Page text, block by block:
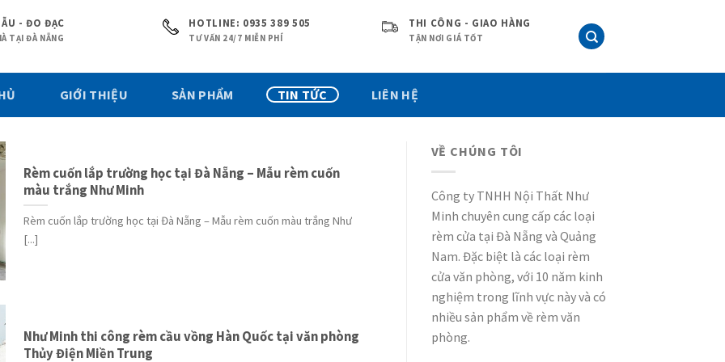
- ĐO ĐẠC
TẠI ĐÀ NẴNG
HOTLINE: 0935 389 505
TƯ VẤN 24/7 MIỄN PHÍ
THI CÔNG - GIAO HÀNG
TẬN NƠI GIÁ TỐT
GIỚI THIỆU SẢN PHẨM TIN TỨC LIÊN HỆ
Rèm cuốn lắp trường học tại Đà Nẵng – Mẫu rèm cuốn
màu trắng Như Minh
Rèm cuốn lắp trường học tại Đà Nẵng – Mẫu rèm cuốn màu trắng Như
[...]
Như Minh thi công rèm cầu vồng Hàn Quốc tại văn phòng
Thủy Điện Miền Trung
VỀ CHÚNG TÔI
Công ty TNHH Nội Thất Như
Minh chuyên cung cấp các loại
rèm cửa tại Đà Nẵng và Quảng
Nam. Đặc biệt là các loại rèm
cửa văn phòng, với 10 năm kinh
nghiệm trong lĩnh vực này và có
nhiều sản phẩm về rèm văn
phòng.